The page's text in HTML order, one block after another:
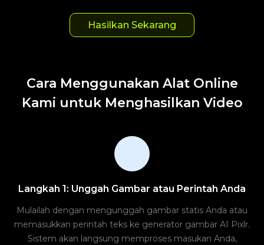
Hasilkan Sekarang
Cara Menggunakan Alat Online
Kami untuk Menghasilkan Video
Langkah 1: Unggah Gambar atau Perintah Anda
Mulailah dengan mengunggah gambar statis Anda atau
memasukkan perintah teks ke generator gambar AI Pixlr.
Sistem akan langsung memproses masukan Anda,